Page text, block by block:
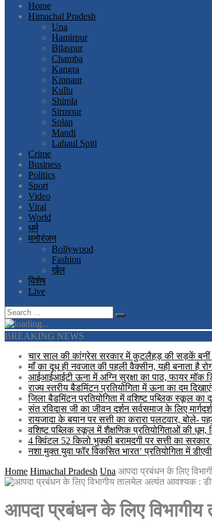
Home
Himachal Pradesh
Una
Hamirpur
Bilaspur
Chamba
Kangra
Kinnaur
Kullu
Shimla
Sirmour
Solan
Mandi
Lahaul Spiti
Crime
Business
Politics
Sport
Video
Viral
World
धर्म
मनोरंजन
Bollywood
Fashion
खेल
विशेष
Live
BREAKING NEWS
चार साल की कांग्रेस सरकार में कुटलैहड़ की सड़कें बनीं
माँ का दूध ही नवजात की पहली वैक्सीन, यही बनाता है
आईआईआईटी ऊना में अग्नि सुरक्षा का पाठ, फायर मॉक
राज्य स्तरीय बैडमिंटन प्रतियोगिता में ऊना का दम
जिला बैडमिंटन प्रतियोगिता में वशिष्ट पब्लिक स्कूल का
संत रविदास जी का जीवन दर्शन सर्वसमाज के लिए
रायजादा के बयान पर सत्ती का करारा पलटवार,
वशिष्ट पब्लिक स्कूल में शैक्षणिक प्रतियोगिताओं की धूम,
4 क्विंटल 52 किलो भुक्की बरामदगी पर सत्ती का
नशा मुक्त युवा फॉर विकसित भारत’ प्रतियोगिता में
Home Himachal Pradesh Una आपदा प्रबंधन के लिए
आपदा प्रबंधन के लिए